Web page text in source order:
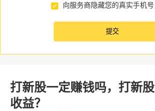
向服务商隐藏您的真实手机
打新股一定赚钱吗，打新
收益？